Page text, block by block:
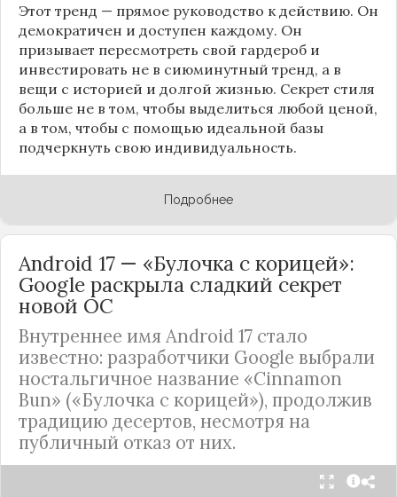
Этот тренд — прямое руководство к действию. Он
демократичен и доступен каждому. Он
призывает пересмотреть свой гардероб и
инвестировать не в сиюминутный тренд, а в
вещи с историей и долгой жизнью. Секрет стиля
больше не в том, чтобы выделиться любой ценой,
а в том, чтобы с помощью идеальной базы
подчеркнуть свою индивидуальность.
Подробнее
Android 17 — «Булочка с корицей»:
Google раскрыла сладкий секрет
новой ОС
Внутреннее имя Android 17 стало
известно: разработчики Google выбрали
ностальгичное название «Cinnamon
Bun» («Булочка с корицей»), продолжив
традицию десертов, несмотря на
публичный отказ от них.